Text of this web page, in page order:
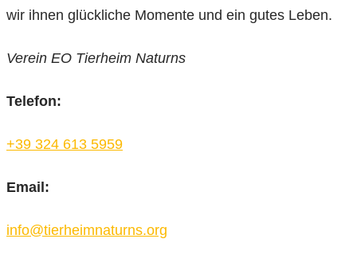
wir ihnen glückliche Momente und ein gutes Leben.
Verein EO Tierheim Naturns
Telefon:
+39 324 613 5959
Email:
info@tierheimnaturns.org